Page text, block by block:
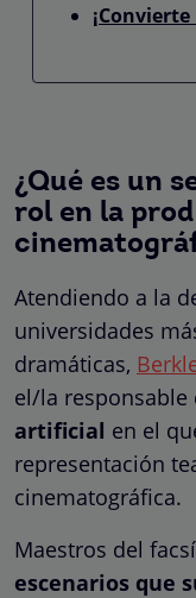
¿Qué es un
rol en la
Atendiendo a la
universidades
dramáticas,
el/la responsable
artificial en el
representación
cinematográfica.
Maestros del
escenarios que